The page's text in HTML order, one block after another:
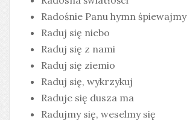
Radośnie Panu hymn śpiewajmy
Raduj się niebo
Raduj się z nami
Raduj się ziemio
Raduj się, wykrzykuj
Raduje się dusza ma
Radujmy się, weselmy się